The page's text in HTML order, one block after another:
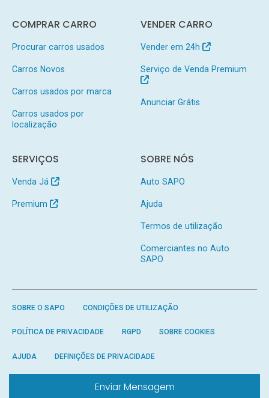
Enviar Mensagem
COMPRAR CARRO
Procurar carros usados
Carros Novos
Carros usados por marca
Carros usados por
localização
VENDER CARRO
Vender em 24h
Serviço de Venda Premium
Anunciar Grátis
SERVIÇOS
Venda Já
Premium
SOBRE NÓS
Auto SAPO
Ajuda
Termos de utilização
Comerciantes no Auto
SAPO
SOBRE O SAPO CONDIÇÕES DE UTILIZAÇÃO
POLÍTICA DE PRIVACIDADE RGPD SOBRE COOKIES
AJUDA DEFINIÇÕES DE PRIVACIDADE